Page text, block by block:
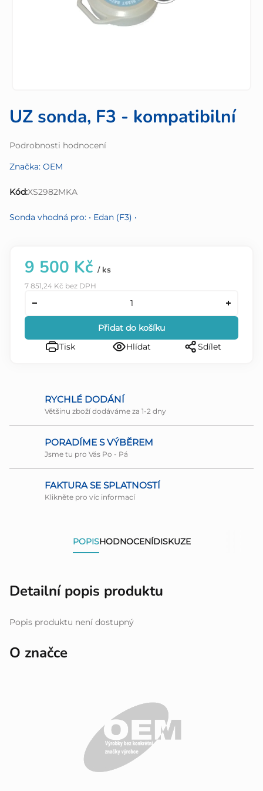
UZ sonda, F3 - kompatibilní
Průměrné
produktu
0,0
Podrobnosti hodnocení
Značka: OEM
Kód:XS2982MKA
Sonda vhodná pro: • Edan (F3) •
9 500 Kč / ks
7 851,24 Kč bez DPH
Přidat do košíku
Tisk
Hlídat Sdílet
RYCHLÉ DODÁNÍ
Většinu zboží dodáváme za 1-2 dny
PORADÍME S VÝBĚREM
Jsme tu pro Vás Po - Pá
FAKTURA SE SPLATNOSTÍ
Klikněte pro víc informací
POPISHODNOCENÍDISKUZE
Detailní popis produktu
Popis produktu není dostupný
O značce